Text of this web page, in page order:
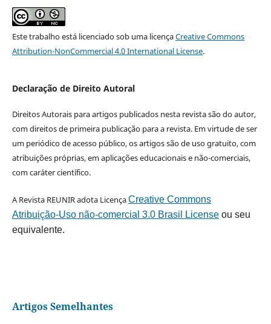
Este trabalho está licenciado sob uma licençaCreative Commons
Attribution-NonCommercial 4.0 International License.
Declaração de Direito Autoral
Direitos Autorais para artigos publicados nesta revista são do autor,
com direitos de primeira publicação para a revista. Em virtude de ser
um periódico de acesso público, os artigos são de uso gratuito, com
atribuições próprias, em aplicações educacionais e não-comerciais,
com caráter científico.
A Revista REUNIR adota LicençaCreative Commons
Atribuição-Uso não-comercial 3.0 Brasil Licenseou seu
equivalente.
Artigos Semelhantes